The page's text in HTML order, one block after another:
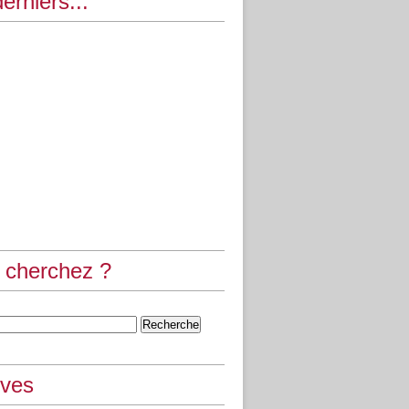
cherchez ?